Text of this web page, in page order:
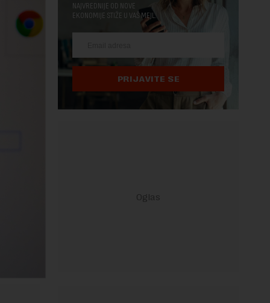
NAJVREDNIJE OD NOVE
EKONOMIJE STIŽE U VAŠ MEJL.
PRIJAVITE SE